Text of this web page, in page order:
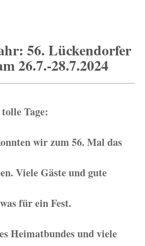
56. Lückendorfer
26.7.-28.7.2024
Tage:
wir zum 56. Mal das
Viele Gäste und gute
für ein Fest.
Heimatbundes und viele